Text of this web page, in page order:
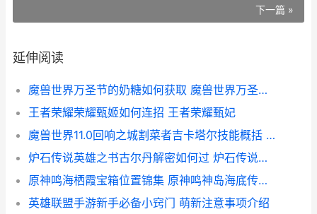
下一篇 »
延伸阅读
魔兽世界万圣节的奶糖如何获取 魔兽世界万圣节任务攻略
王者荣耀荣耀甄姬如何连招 王者荣耀甄妃
魔兽世界11.0回响之城割菜者吉卡塔尔技能概括 魔兽世界9.0回归指南
炉石传说英雄之书古尔丹解密如何过 炉石传说国服
原神鸣海栖霞宝箱位置锦集 原神鸣神岛海底传送点怎么激活
英雄联盟手游新手必备小窍门 萌新注意事项介绍